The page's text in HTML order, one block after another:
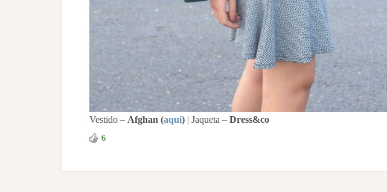
Vestido – Afghan (aqui) | Jaqueta – Dress&co
6